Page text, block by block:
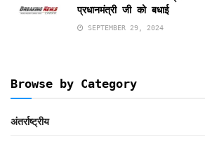
प्रधानमंत्री जी को बधाई
SEPTEMBER 29, 2024
Browse by Category
अंतर्राष्ट्रीय